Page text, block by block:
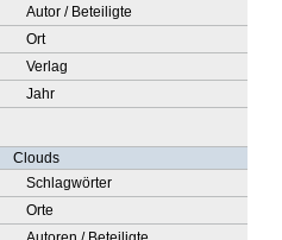
Autor / Beteiligte
Ort
Verlag
Jahr
Clouds
Schlagwörter
Orte